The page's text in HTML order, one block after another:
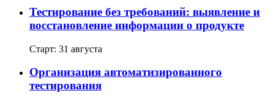
Тестирование без требований: выявление и
восстановление информации о продукте
Старт: 31 августа
Организация автоматизированного
тестирования